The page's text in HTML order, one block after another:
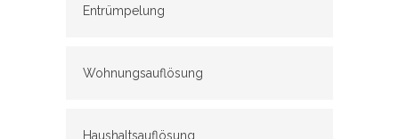
Entrümpelung
Wohnungsauflösung
Haushaltsauflösung